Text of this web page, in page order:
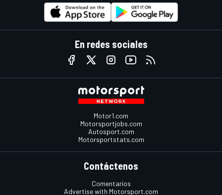
En redes sociales
Motor1.com
Motorsportjobs.com
Autosport.com
Motorsportstats.com
Contáctenos
Comentarios
Advertise with Motorsport.com